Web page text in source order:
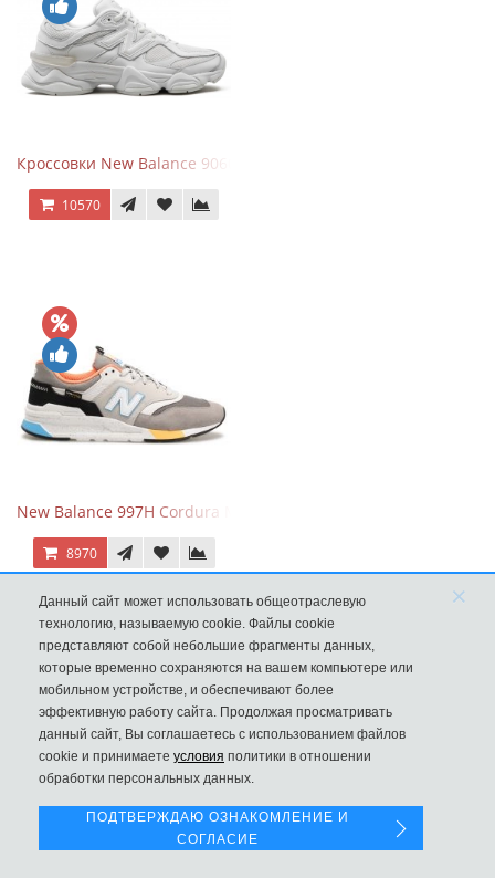
Кроссовки New Balance 9060 Triple White
10570
New Balance 997H Cordura Marblehead с желтой и голубой
8970
Данный сайт может использовать общеотраслевую
технологию, называемую cookie. Файлы cookie
представляют собой небольшие фрагменты данных,
которые временно сохраняются на вашем компьютере или
мобильном устройстве, и обеспечивают более
эффективную работу сайта. Продолжая просматривать
данный сайт, Вы соглашаетесь с использованием файлов
cookie и принимаете условия политики в отношении
обработки персональных данных.
×
ПОДТВЕРЖДАЮ ОЗНАКОМЛЕНИЕ И
СОГЛАСИЕ